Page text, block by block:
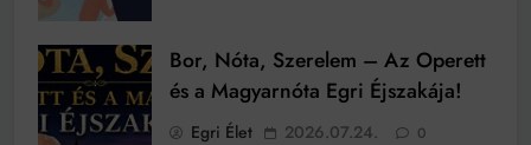
Bor, Nóta, Szerelem – Az Operett
és a Magyarnóta Egri Éjszakája!
Egri Élet 2026.07.24. 0